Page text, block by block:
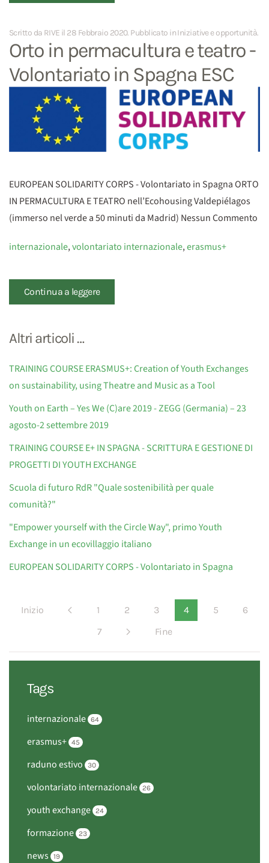
Scritto da RIVE il 28 Febbraio 2020. Pubblicato inIniziative e opportunità.
Orto in permacultura e teatro -
Volontariato in Spagna ESC
EUROPEAN SOLIDARITY CORPS - Volontariato in Spagna ORTO
IN PERMACULTURA E TEATRO nell’Ecohousing Valdepiélagos
(immerso nel verde a 50 minuti da Madrid) Nessun Commento
internazionale,volontariato internazionale,erasmus+
Continua a leggere
Altri articoli …
TRAINING COURSE ERASMUS+: Creation of Youth Exchanges
on sustainability, using Theatre and Music as a Tool
Youth on Earth – Yes We (C)are 2019 - ZEGG (Germania) – 23
agosto-2 settembre 2019
TRAINING COURSE E+ IN SPAGNA - SCRITTURA E GESTIONE DI
PROGETTI DI YOUTH EXCHANGE
Scuola di futuro RdR "Quale sostenibilità per quale
comunità?"
"Empower yourself with the Circle Way", primo Youth
Exchange in un ecovillaggio italiano
EUROPEAN SOLIDARITY CORPS - Volontariato in Spagna
Inizio 1 2 3 4 5
6
7
Fine
Tags
internazionale 64
erasmus+ 45
raduno estivo 30
volontariato internazionale 26
youth exchange 24
formazione 23
news 19